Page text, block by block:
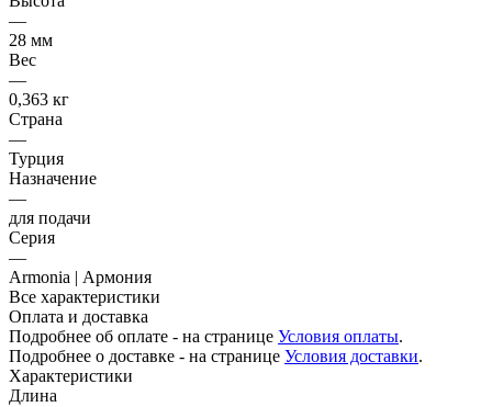
—
28 мм
Вес
—
0,363 кг
Страна
—
Турция
Назначение
—
для подачи
Серия
—
Armonia | Армония
Все характеристики
Оплата и доставка
Подробнее об оплате - на странице Условия оплаты.
Подробнее о доставке - на странице Условия доставки.
Характеристики
Длина